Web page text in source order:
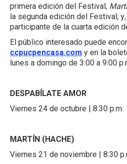
primera edición del Festival;
la segunda edición del Festival; y
participante de la cuarta edición
El público interesado puede
ccpucpencasa.com y en la
lunes a domingo de 3:00 a 9:00
DESPABÍLATE AMOR
Viernes 24 de octubre | 8:30 p.m.
MARTÍN (HACHE)
Viernes 21 de noviembre | 8:30